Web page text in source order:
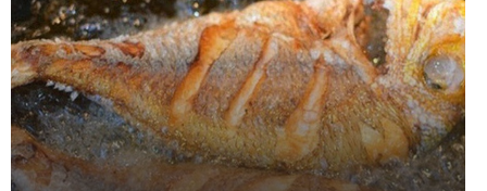
Các chuyên gia quyết định đưa sinh vật này vào
diện bảo vệ và tiếp tục nghiên cứu. Sarah nhớ
người bạn nhỏ của mình, nhưng biết rằng nó đã
an toàn.
“Con đã làm được một điều phi thường,” mẹ cô